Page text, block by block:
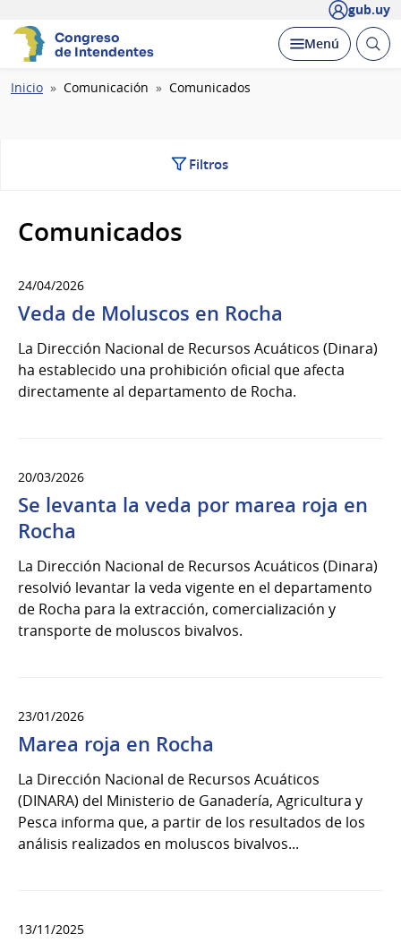
gub.uy
Congreso
de Intendentes
Desplegar
Menú Abrir
Ruta
Inicio Comunicación Comunicados
Filtros
Comunicados
24/04/2026
Veda de Moluscos en Rocha
La Dirección Nacional de Recursos Acuáticos (Dinara)
ha establecido una prohibición oficial que afecta
directamente al departamento de Rocha.
20/03/2026
Se levanta la veda por marea roja en
Rocha
La Dirección Nacional de Recursos Acuáticos (Dinara)
resolvió levantar la veda vigente en el departamento
de Rocha para la extracción, comercialización y
transporte de moluscos bivalvos.
23/01/2026
Marea roja en Rocha
La Dirección Nacional de Recursos Acuáticos
(DINARA) del Ministerio de Ganadería, Agricultura y
Pesca informa que, a partir de los resultados de los
análisis realizados en moluscos bivalvos...
13/11/2025